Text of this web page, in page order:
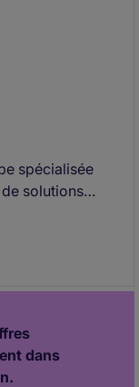
spécialisée
solutions
les projets, les
dans